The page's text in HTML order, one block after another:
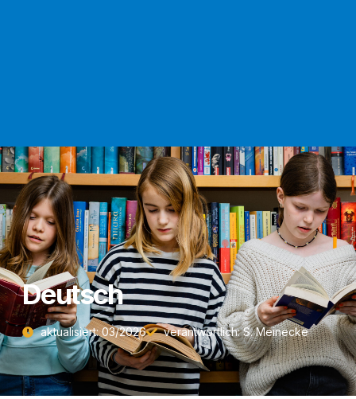
Deutsch
aktua­li­siert: 03/​2026 ver­ant­wort­lich: S. Meinecke